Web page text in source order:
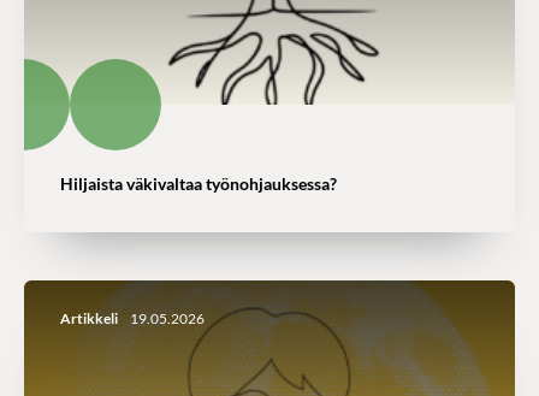
Hiljaista väkivaltaa työnohjauksessa?
Artikkeli 19.05.2026